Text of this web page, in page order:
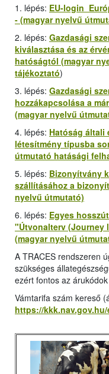
1. lépés: EU-login
- (magyar nyelvű
2. lépés: Gazdasági
kiválasztása és az
hatóságtól (magyar
tájékoztató)
3. lépés: Gazdasági
hozzákapcsolása a
(magyar nyelvű
4. lépés: Hatóság általi
létesítmény típusba
útmutató hatásági
5. lépés: Bizonyítvány
szállításához a
nyelvű útmutató)
6. lépés: Egyes
"Útvonalterv (Journey
(magyar nyelvű
A TRACES rendszeren
szükséges
ezért fontos az
Vámtarifa szám kereső
https://